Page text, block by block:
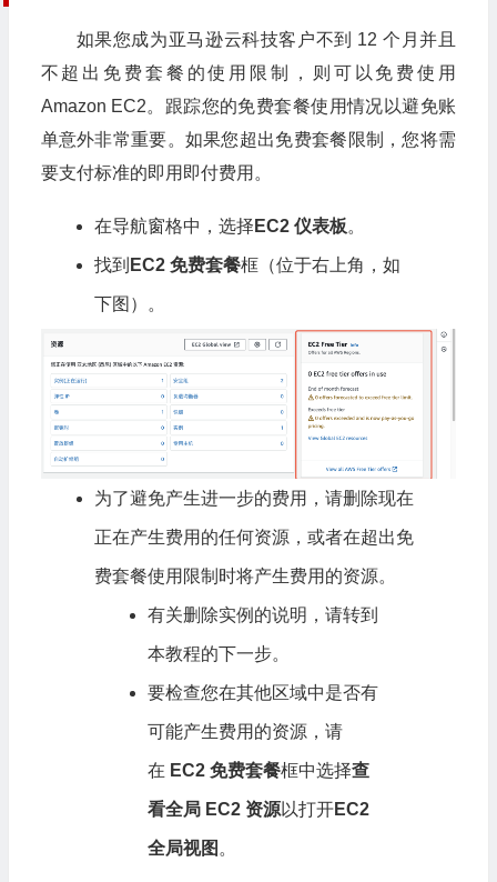
如果您成为亚马逊云科技客户不到 12 个月并且
不超出免费套餐的使用限制，则可以免费使用
Amazon EC2。跟踪您的免费套餐使用情况以避免账
单意外非常重要。如果您超出免费套餐限制，您将需
要支付标准的即用即付费用。
在导航窗格中，选择 EC2 仪表板。
找到 EC2 免费套餐框（位于右上角，如
下图）。
为了避免产生进一步的费用，请删除现在
正在产生费用的任何资源，或者在超出免
费套餐使用限制时将产生费用的资源。
有关删除实例的说明，请转到
本教程的下一步。
要检查您在其他区域中是否有
可能产生费用的资源，请
在 EC2 免费套餐框中选择查
看全局 EC2 资源以打开EC2
全局视图 。